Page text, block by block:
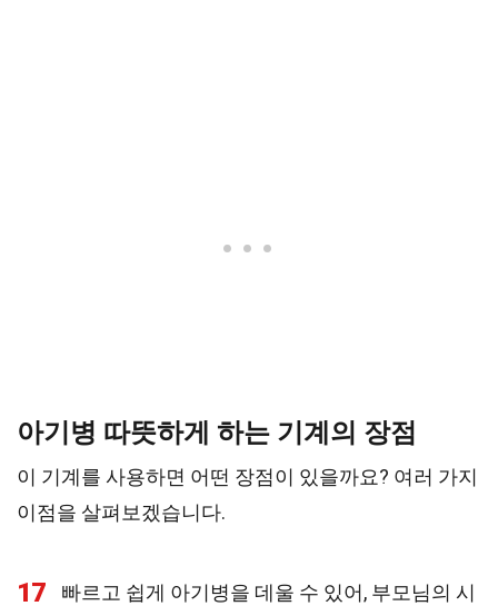
아기병 따뜻하게 하는 기계의 장점
이 기계를 사용하면 어떤 장점이 있을까요? 여러 가지
이점을 살펴보겠습니다.
17
빠르고 쉽게 아기병을 데울 수 있어, 부모님의 시